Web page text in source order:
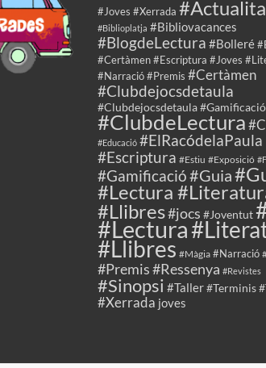
#Joves #Xerrada
#Biblioplatja #Bibliovacances
#BlogdeLectura #Bolleré
#Certàmen #Escriptura #Joves
#Narració #Premis #Certàmen
#Clubdejocsdetaula
#Clubdejocsdetaula
#ClubdeLectura
#Educació #ElRacódelaPaula
#Escriptura #Estiu #Exposició
#Gamificació#Guia
#Lectura
#Llibres#jocs #Joventut
#Lectura
#Llibres #Màgia #Narració
#Premis#Ressenya #Revistes
#Sinopsi #Taller#Terminis
#Xerrada joves